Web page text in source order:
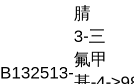
腈
B132513-
3-三
氟甲